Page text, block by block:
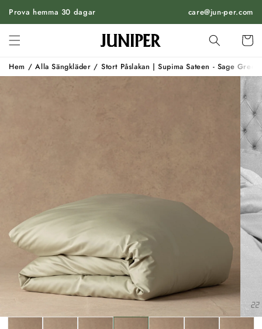
TILL
INNEHÅLL
Prova hemma 30 dagar care@jun-per.com
Vagn
Hem / Alla Sängkläder / Stort Påslakan | Supima Sateen - Sage Green